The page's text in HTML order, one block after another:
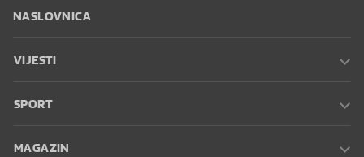
NASLOVNICA
VIJESTI
SPORT
MAGAZIN